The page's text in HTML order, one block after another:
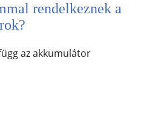
rendelkeznek a
az akkumulátor